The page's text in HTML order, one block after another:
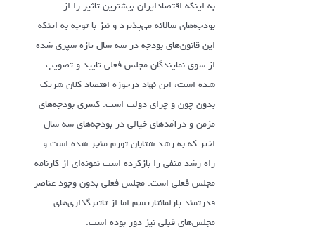
به اینکه اقتصادایران بیشترین تاثیر را از
بودجه‌های سالانه می‌پذیرد و نیز با توجه به اینکه
این قانون‌های بودجه در سه سال تازه سپری شده
از سوی نمایندگان مجلس فعلی تایید و تصویب
شده است، این نهاد درحوزه اقتصاد کلان شریک
بدون چون و چرای دولت است. کسری بودجه‌های
مزمن و درآمدهای خیالی در بودجه‌های سه سال
اخیر که به رشد شتابان تورم منجر شده است و
راه رشد منفی را بازکرده است نمونه‌ای از کارنامه
مجلس فعلی است. مجلس فعلی بدون وجود عناصر
قدرتمند پارلمانتاریسم اما از تاثیرگذاری‌های
مجلس‌های قبلی نیز دور بوده است.